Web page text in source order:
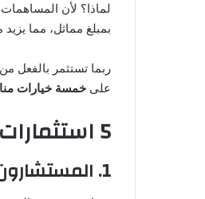
لماذا؟ لأن
بمبلغ مماثل، مما
على خمسة خيارات
5 استثمارات مناسبة للمبتدئين
1. المستشارون الآليون